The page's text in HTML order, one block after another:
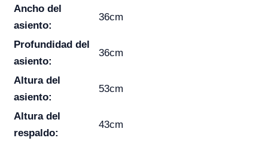
Ancho del
asiento:
36cm
Profundidad del
asiento:
36cm
Altura del
asiento:
53cm
Altura del
respaldo:
43cm